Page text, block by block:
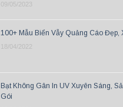
09/05/2023
100+ Mẫu Biển Vẫy Quảng Cáo Đẹp,
18/04/2022
Bạt Không Gân In UV Xuyên Sáng,
Gói